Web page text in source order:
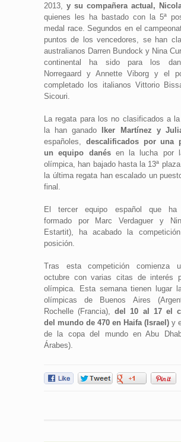
2013, y su compañera actual,
quienes les ha bastado con la 5ª
medal race. Segundos en el
puntos de los vencedores, se han
australianos Darren Bundock y Nina
continental ha sido para los
Norregaard y Annette Viborg y el
completado los italianos Vittorio
Sicouri.
La regata para los no clasificados a
la han ganado
Iker Martínez y
españoles, descalificados por una
un equipo danésen la lucha por
olímpica, han bajado hasta la 13ª
la última regata han escalado un
final.
El tercer equipo español que ha
formado por Marc Verdaguer y
Estartit), ha acabado la
posición.
Tras esta competición comienza
octubre con varias citas de interés
olímpica. Esta semana tienen lugar
olímpicas de Buenos Aires
Rochelle (Francia), del 10 al 17 el
del mundo de 470 en Haifa (Israel) y
de la copa del mundo en Abu
Árabes).